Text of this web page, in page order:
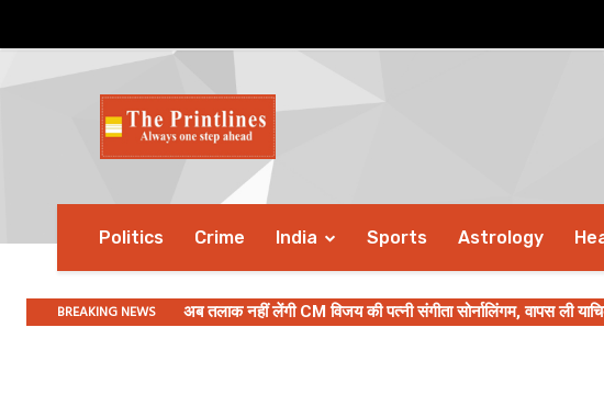
Politics Crime India Sports Astrology
BREAKING NEWS अब तलाक नहीं लेंगी CM विजय की पत्नी संगीता सोर्नालिंगम, वापस ली